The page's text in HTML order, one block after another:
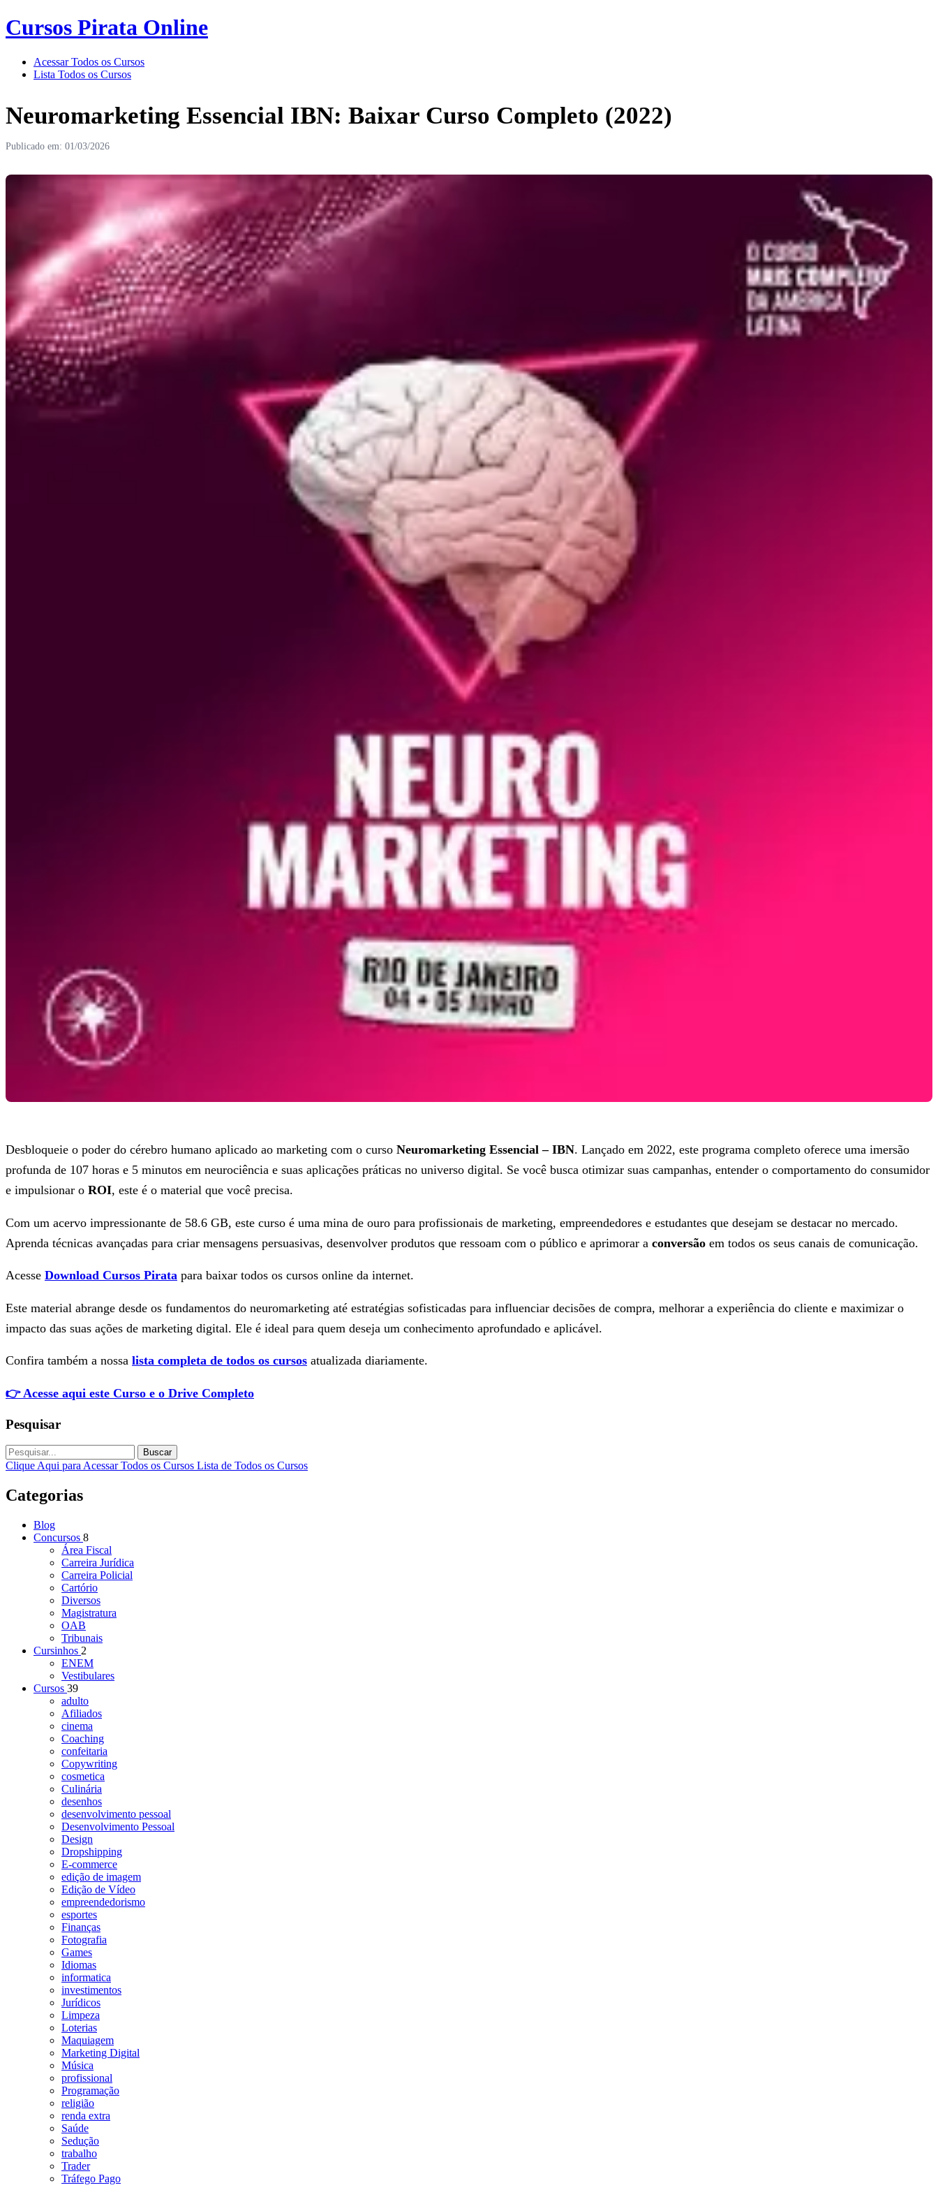
Cursos Pirata Online
Acessar Todos os Cursos
Lista Todos os Cursos
Neuromarketing Essencial IBN: Baixar Curso Completo (2022)
Publicado em: 01/03/2026
Desbloqueie o poder do cérebro humano aplicado ao marketing com o curso Neuromarketing Essencial – IBN. Lançado em 2022, este programa completo oferece uma imersão
profunda de 107 horas e 5 minutos em neurociência e suas aplicações práticas no universo digital. Se você busca otimizar suas campanhas, entender o comportamento do consumidor
e impulsionar o ROI, este é o material que você precisa.
Com um acervo impressionante de 58.6 GB, este curso é uma mina de ouro para profissionais de marketing, empreendedores e estudantes que desejam se destacar no mercado.
Aprenda técnicas avançadas para criar mensagens persuasivas, desenvolver produtos que ressoam com o público e aprimorar a conversão em todos os seus canais de comunicação.
Acesse Download Cursos Pirata para baixar todos os cursos online da internet.
Este material abrange desde os fundamentos do neuromarketing até estratégias sofisticadas para influenciar decisões de compra, melhorar a experiência do cliente e maximizar o
impacto das suas ações de marketing digital. Ele é ideal para quem deseja um conhecimento aprofundado e aplicável.
Confira também a nossa lista completa de todos os cursos atualizada diariamente.
👉 Acesse aqui este Curso e o Drive Completo
Pesquisar
Buscar
Clique Aqui para Acessar Todos os Cursos Lista de Todos os Cursos
Categorias
Blog
Concursos 8
Área Fiscal
Carreira Jurídica
Carreira Policial
Cartório
Diversos
Magistratura
OAB
Tribunais
Cursinhos 2
ENEM
Vestibulares
Cursos 39
adulto
Afiliados
cinema
Coaching
confeitaria
Copywriting
cosmetica
Culinária
desenhos
desenvolvimento pessoal
Desenvolvimento Pessoal
Design
Dropshipping
E-commerce
edição de imagem
Edição de Vídeo
empreendedorismo
esportes
Finanças
Fotografia
Games
Idiomas
informatica
investimentos
Jurídicos
Limpeza
Loterias
Maquiagem
Marketing Digital
Música
profissional
Programação
religião
renda extra
Saúde
Sedução
trabalho
Trader
Tráfego Pago